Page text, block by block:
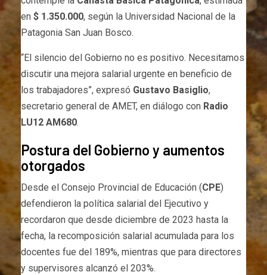
en $ 1.350.000, según la Universidad Nacional de la
Patagonia San Juan Bosco.
“El silencio del Gobierno no es positivo. Necesitamos
discutir una mejora salarial urgente en beneficio de
los trabajadores”, expresó Gustavo Basiglio,
secretario general de AMET, en diálogo con Radio
LU12 AM680.
Postura del Gobierno y aumentos
otorgados
Desde el Consejo Provincial de Educación (CPE)
defendieron la política salarial del Ejecutivo y
recordaron que desde diciembre de 2023 hasta la
fecha, la recomposición salarial acumulada para los
docentes fue del 189%, mientras que para directores
y supervisores alcanzó el 203%.